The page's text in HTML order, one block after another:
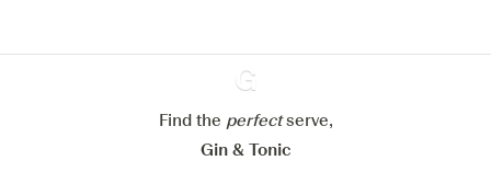
Ginventory
Find the perfectserve,
Gin & Tonic
Refuser tout Accepter tout